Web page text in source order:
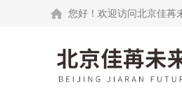
您好！欢迎访问北京佳苒